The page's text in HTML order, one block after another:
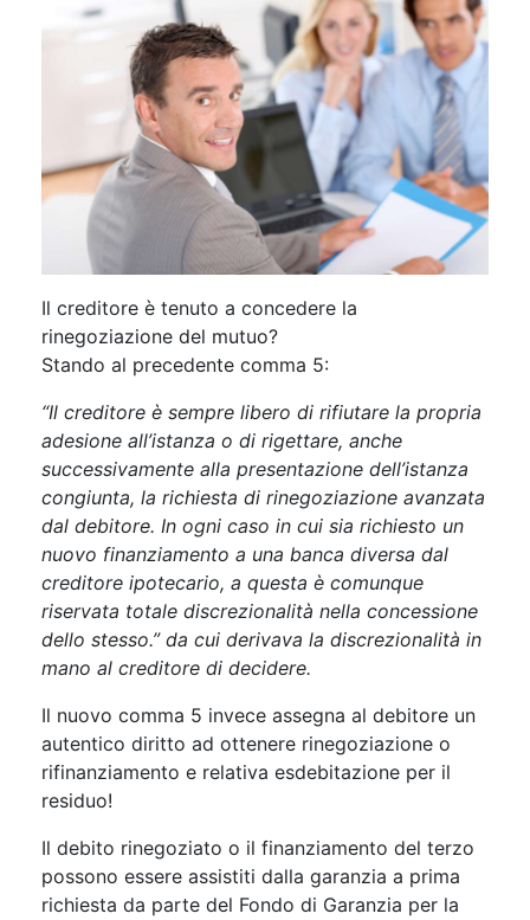
Il creditore è tenuto a concedere la
rinegoziazione del mutuo?
Stando al precedente comma 5:
“Il creditore è sempre libero di rifiutare la propria
adesione all’istanza o di rigettare, anche
successivamente alla presentazione dell’istanza
congiunta, la richiesta di rinegoziazione avanzata
dal debitore. In ogni caso in cui sia richiesto un
nuovo finanziamento a una banca diversa dal
creditore ipotecario, a questa è comunque
riservata totale discrezionalità nella concessione
dello stesso.” da cui derivava la discrezionalità in
mano al creditore di decidere.
Il nuovo comma 5 invece assegna al debitore un
autentico diritto ad ottenere rinegoziazione o
rifinanziamento e relativa esdebitazione per il
residuo!
Il debito rinegoziato o il finanziamento del terzo
possono essere assistiti dalla garanzia a prima
richiesta da parte del Fondo di Garanzia per la